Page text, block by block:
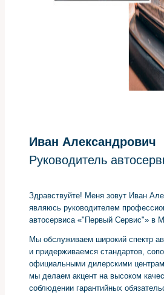
Иван Александрович
Руководитель
Здравствуйте! Меня зовут Иван
являюсь руководителем
автосервиса «"Первый Сервис"» в
Мы обслуживаем широкий спектр
и придерживаемся стандартов,
официальными дилерскими
мы делаем акцент на высоком
соблюдении гарантийных